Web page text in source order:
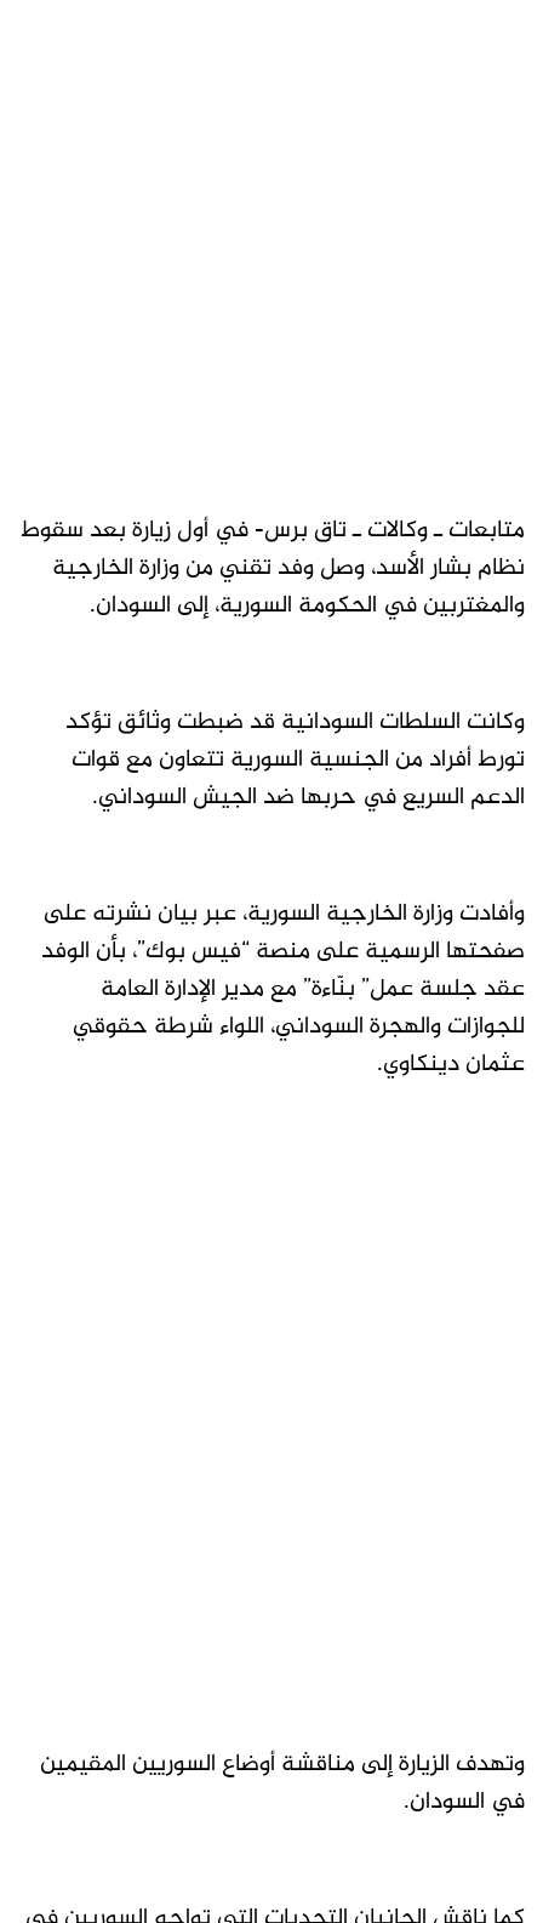
متابعات ـ وكالات ـ تاق برس- في أول زيارة بعد سقوط
نظام بشار الأسد، وصل وفد تقني من وزارة الخارجية
والمغتربين في الحكومة السورية، إلى السودان.
وكانت السلطات السودانية قد ضبطت وثائق تؤكد
تورط أفراد من الجنسية السورية تتعاون مع قوات
الدعم السريع في حربها ضد الجيش السوداني.
وأفادت وزارة الخارجية السورية، عبر بيان نشرته على
صفحتها الرسمية على منصة “فيس بوك”، بأن الوفد
عقد جلسة عمل” بنّاءة” مع مدير الإدارة العامة
للجوازات والهجرة السوداني، اللواء شرطة حقوقي
عثمان دينكاوي.
وتهدف الزيارة إلى مناقشة أوضاع السوريين المقيمين
في السودان.